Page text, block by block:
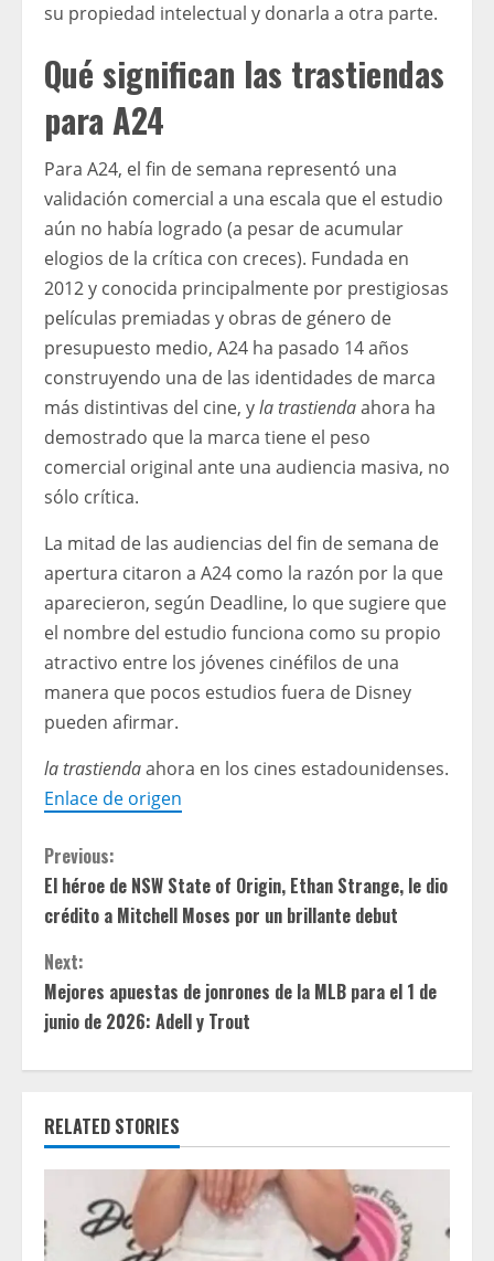
su propiedad intelectual y donarla a otra parte.
Qué significan las trastiendas
para A24
Para A24, el fin de semana representó una
validación comercial a una escala que el estudio
aún no había logrado (a pesar de acumular
elogios de la crítica con creces). Fundada en
2012 y conocida principalmente por prestigiosas
películas premiadas y obras de género de
presupuesto medio, A24 ha pasado 14 años
construyendo una de las identidades de marca
más distintivas del cine, yla trastiendaahora ha
demostrado que la marca tiene el peso
comercial original ante una audiencia masiva, no
sólo crítica.
La mitad de las audiencias del fin de semana de
apertura citaron a A24 como la razón por la que
aparecieron, según Deadline, lo que sugiere que
el nombre del estudio funciona como su propio
atractivo entre los jóvenes cinéfilos de una
manera que pocos estudios fuera de Disney
pueden afirmar.
la trastiendaahora en los cines estadounidenses.
Enlace de origen
C
o
n
t
i
u
R
Previous:
El héroe de NSW State of Origin, Ethan Strange, le dio
crédito a Mitchell Moses por un brillante debut
Next:
Mejores apuestas de jonrones de la MLB para el 1 de
junio de 2026: Adell y Trout
RELATED STORIES